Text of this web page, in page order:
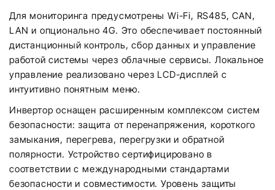
Для мониторинга предусмотрены Wi-Fi, RS485, CAN,
LAN и опционально 4G. Это обеспечивает постоянный
дистанционный контроль, сбор данных и управление
работой системы через облачные сервисы. Локальное
управление реализовано через LCD-дисплей с
интуитивно понятным меню.
Инвертор оснащен расширенным комплексом систем
безопасности: защита от перенапряжения, короткого
замыкания, перегрева, перегрузки и обратной
полярности. Устройство сертифицировано в
соответствии с международными стандартами
безопасности и совместимости. Уровень защиты